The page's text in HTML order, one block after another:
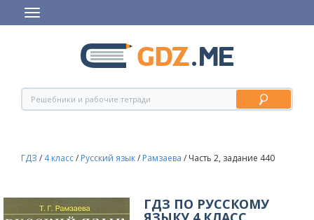
ГДЗ / 4 класс/ Русский язык/ Рамзаева / Часть 2, задание 440
ГДЗ ПО РУССКОМУ